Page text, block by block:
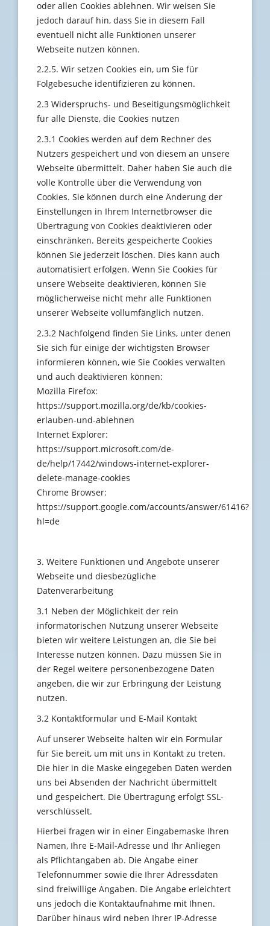
oder allen Cookies ablehnen. Wir weisen Sie
jedoch darauf hin, dass Sie in diesem Fall
eventuell nicht alle Funktionen unserer
Webseite nutzen können.
2.2.5. Wir setzen Cookies ein, um Sie für
Folgebesuche identifizieren zu können.
2.3 Widerspruchs- und Beseitigungsmöglichkeit
für alle Dienste, die Cookies nutzen
2.3.1 Cookies werden auf dem Rechner des
Nutzers gespeichert und von diesem an unsere
Webseite übermittelt. Daher haben Sie auch die
volle Kontrolle über die Verwendung von
Cookies. Sie können durch eine Änderung der
Einstellungen in Ihrem Internetbrowser die
Übertragung von Cookies deaktivieren oder
einschränken. Bereits gespeicherte Cookies
können Sie jederzeit löschen. Dies kann auch
automatisiert erfolgen. Wenn Sie Cookies für
unsere Webseite deaktivieren, können Sie
möglicherweise nicht mehr alle Funktionen
unserer Webseite vollumfänglich nutzen.
2.3.2 Nachfolgend finden Sie Links, unter denen
Sie sich für einige der wichtigsten Browser
informieren können, wie Sie Cookies verwalten
und auch deaktivieren können:
Mozilla Firefox:
https://support.mozilla.org/de/kb/cookies-
erlauben-und-ablehnen
Internet Explorer:
https://support.microsoft.com/de-
de/help/17442/windows-internet-explorer-
delete-manage-cookies
Chrome Browser:
https://support.google.com/accounts/answer/61416?
hl=de
3. Weitere Funktionen und Angebote unserer
Webseite und diesbezügliche
Datenverarbeitung
3.1 Neben der Möglichkeit der rein
informatorischen Nutzung unserer Webseite
bieten wir weitere Leistungen an, die Sie bei
Interesse nutzen können. Dazu müssen Sie in
der Regel weitere personenbezogene Daten
angeben, die wir zur Erbringung der Leistung
nutzen.
3.2 Kontaktformular und E-Mail Kontakt
Auf unserer Webseite halten wir ein Formular
für Sie bereit, um mit uns in Kontakt zu treten.
Die hier in die Maske eingegeben Daten werden
uns bei Absenden der Nachricht übermittelt
und gespeichert. Die Übertragung erfolgt SSL-
verschlüsselt.
Hierbei fragen wir in einer Eingabemaske Ihren
Namen, Ihre E-Mail-Adresse und Ihr Anliegen
als Pflichtangaben ab. Die Angabe einer
Telefonnummer sowie die Ihrer Adressdaten
sind freiwillige Angaben. Die Angabe erleichtert
uns jedoch die Kontaktaufnahme mit Ihnen.
Darüber hinaus wird neben Ihrer IP-Adresse